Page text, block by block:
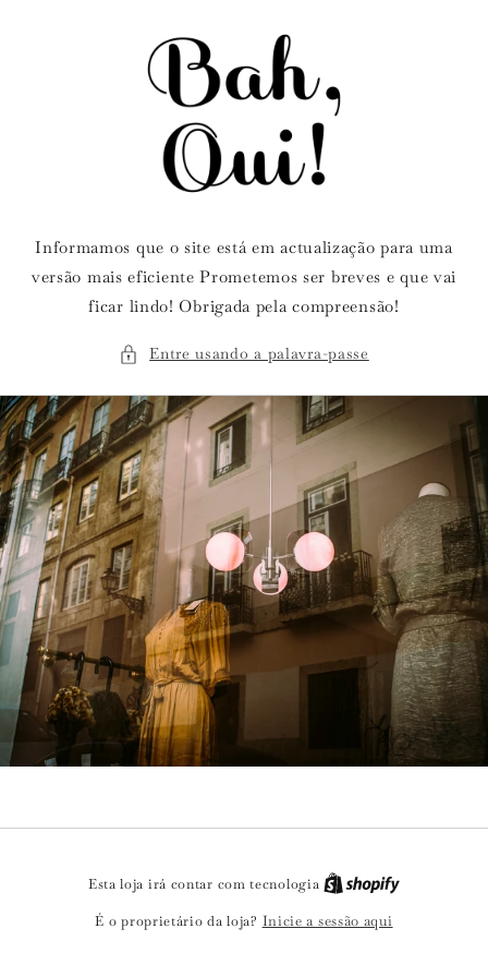
Informamos que o site está em actualização para uma
versão mais eficiente Prometemos ser breves e que vai
ficar lindo! Obrigada pela compreensão!
Entre usando a palavra-passe
Esta loja irá contar com tecnologia
É o proprietário da loja? Inicie a sessão aqui